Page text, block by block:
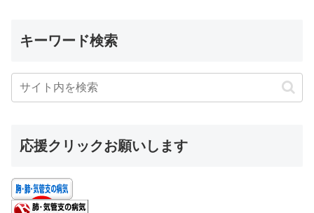
キーワード検索
応援クリックお願いします